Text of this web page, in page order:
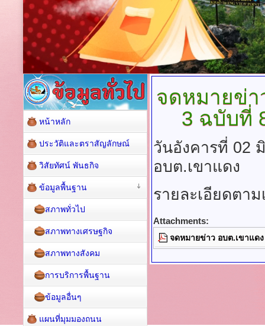
จดหมายข่า
3 ฉบับที่
วันอังคารที่ 02
อบต.เขาแดง
รายละเอียดตา
Attachments:
จดหมายข่าว อบต.เขาแด
หน้าหลัก
ประวัติและตราสัญลักษณ์
วิสัยทัศน์ พันธกิจ
ข้อมูลพื้นฐาน
สภาพทั่วไป
สภาพทางเศรษฐกิจ
สภาพทางสังคม
การบริการพื้นฐาน
ข้อมูลอื่นๆ
แผนที่มุมมองถนน